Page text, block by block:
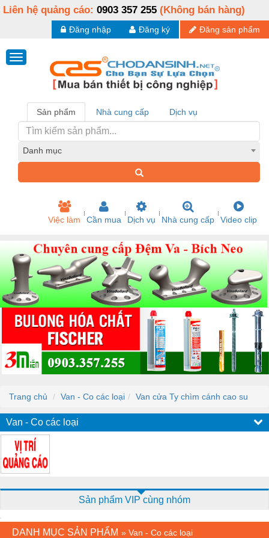
Liên hệ quảng cáo: 0903 357 255 (Không bán hàng)
Đăng sản phẩm
Đăng ký
Đăng nhập
Sản phẩm Nhà cung cấp Dịch vụ
Danh mục
Việc làm Cần mua Dịch vụ Nhà cung cấp Video clip
Trang chủ Van - Co các loại Van cửa Ty chìm cánh cao su
Van - Co các loại
Sản phẩm VIP cùng nhóm
DANH MỤC SẢN PHẨM » Van - Co các loại